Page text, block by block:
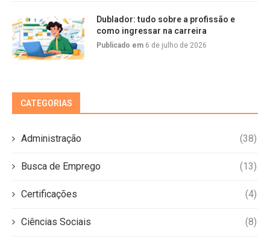
Dublador: tudo sobre a profissão e
como ingressar na carreira
Publicado em 6 de julho de 2026
CATEGORIAS
Administração (38)
Busca de Emprego (13)
Certificações (4)
Ciências Sociais (8)